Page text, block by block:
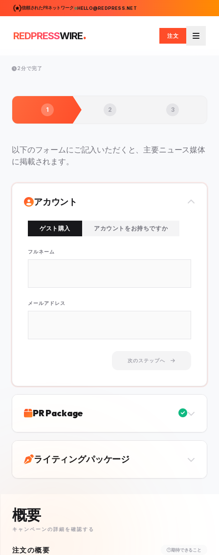
信頼されたPRネットワーク HELLO@REDPRESS.NET
REDPRESSWIRE. 注文
メニ
2分で完了
1 2 3
以下のフォームにご記入いただくと、主要ニュース媒体
に掲載されます。
アカウント
ゲスト購入 アカウントをお持ちですか
フルネーム
メールアドレス
次のステップへ
PR Package
ライティングパッケージ
概要
キャンペーンの詳細を確認する
注文の概要 期待できること